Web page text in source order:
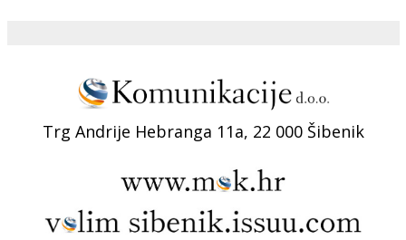
Trg Andrije Hebranga 11a, 22 000 Šibenik